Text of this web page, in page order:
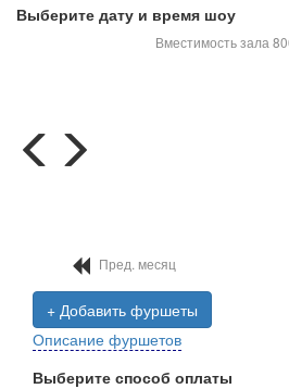
Выберите дату и время шоу
Вместимость зала
Пред. месяц
+ Добавить фуршеты
Описание фуршетов
Выберите способ оплаты